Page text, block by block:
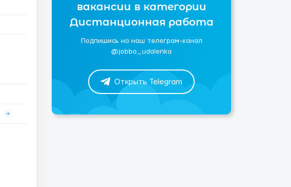
→
вакансии в категории
Дистанционная работа
Подпишись на наш телеграм-канал
@jobbo_udalenka
Открыть Telegram